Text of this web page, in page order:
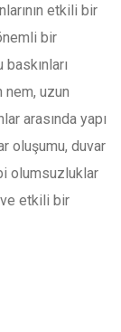
etkili bir
bir
nem, uzun
arasında yapı
oluşumu, duvar
olumsuzluklar
ve etkili bir